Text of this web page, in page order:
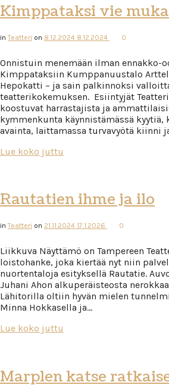
Kimppataksi vie
inTeatteri on 8.12.2024 8.12.2024 0
Onnistuin menemään ilman ennakko-
Kimppataksiin Kumppanuustalo
Hepokatti – ja sain palkinnoksi
teatterikokemuksen. Esiintyjät
koostuvat harrastajista ja
kymmenkunta käynnistämässä kyytiä,
avainta, laittamassa turvavyötä kiinni
Lue koko juttu
Rautatien ihme ja ilo
inTeatteri on 21.11.2024 17.1.2026 0
Liikkuva Näyttämö on Tampereen
loistohanke, joka kiertää nyt niin
nuortentaloja esityksellä Rautatie.
Juhani Ahon alkuperäisteosta
Lähitorilla oltiin hyvän mielen
Minna Hokkasella ja…
Lue koko juttu
Marplen katse